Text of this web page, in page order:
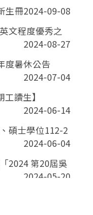
生冊2024-09-08
文程度優秀之
2024-08-27
度暑休公告
2024-07-04
讀生】
2024-06-14
碩士學位112-2
2024-06-04
2024 第20屆吳
2024-05-20